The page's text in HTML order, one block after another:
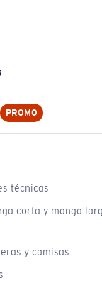
PROMO
técnicas
corta y manga
y camisas